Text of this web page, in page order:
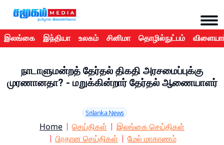
இலங்கை இந்தியா உலகம் சினிமா தொழில்நுட்பம்
நாடாளுமன்றத் தேர்தல் திகதி அரசமைப்புக்கு
முரணானதா? - மறுக்கின்றார் தேர்தல் ஆணையாளர்
Srilanka News
Home செய்திகள்
இலங்கை செய்திகள்
பிரதான செய்திகள்
மேல் மாகாணம்